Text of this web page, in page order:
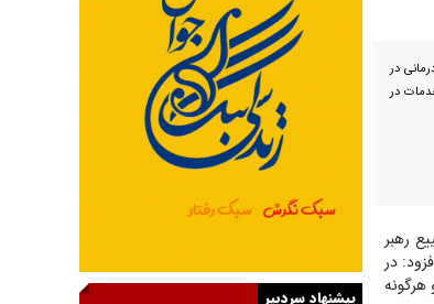
در
در
رهبر
در
پیشنهاد سردبیر